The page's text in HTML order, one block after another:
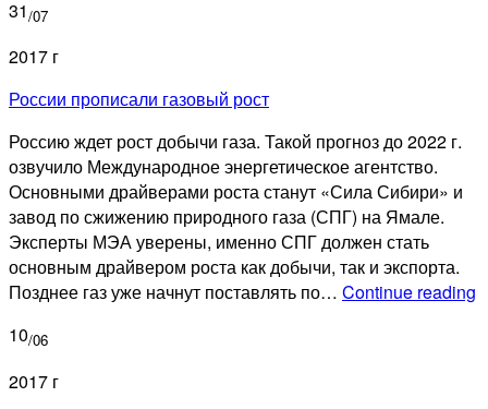
31/07
2017 г
России прописали газовый рост
Россию ждет рост добычи газа. Такой прогноз до 2022 г.
озвучило Международное энергетическое агентство.
Основными драйверами роста станут «Сила Сибири» и
завод по сжижению природного газа (СПГ) на Ямале.
Эксперты МЭА уверены, именно СПГ должен стать
основным драйвером роста как добычи, так и экспорта.
Позднее газ уже начнут поставлять по… Continue reading
10/06
2017 г